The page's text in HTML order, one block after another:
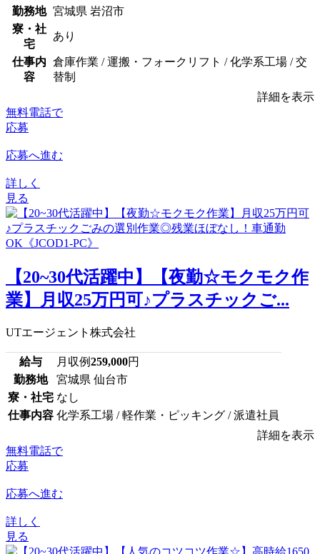
勤務地 宮城県 岩沼市
寮・社
宅
あり
仕事内
容
倉庫作業 / 運搬・フォークリフト / 化学系工場 / 交
替制
詳細を表示
無料電話で
応募
応募へ進む
詳しく
見る
【20~30代活躍中】【夜勤☆モクモク作
業】月収25万円可♪プラスチックご...
UTエージェント株式会社
給与 月収例259,000円
勤務地
宮城県 仙台市
寮・社宅 なし
仕事内容 化学系工場 / 軽作業・ピッキング / 派遣社員
詳細を表示
無料電話で
応募
応募へ進む
詳しく
見る